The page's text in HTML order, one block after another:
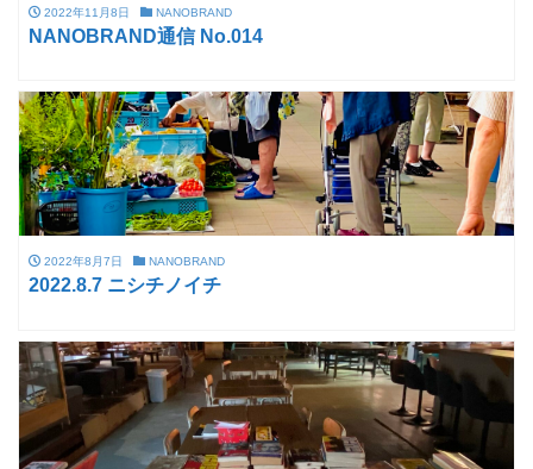
2022年11月8日 NANOBRAND
NANOBRAND通信 No.014
2022年8月7日 NANOBRAND
2022.8.7 ニシチノイチ